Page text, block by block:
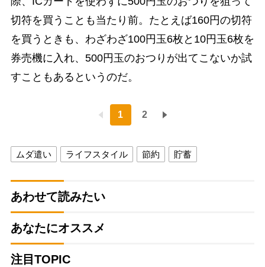
切符を買うことも当たり前。たとえば160円の切符
を買うときも、わざわざ100円玉6枚と10円玉6枚を
券売機に入れ、500円玉のおつりが出てこないか試
すこともあるというのだ。
1 2
ムダ遣い ライフスタイル 節約 貯蓄
あわせて読みたい
あなたにオススメ
注目TOPIC